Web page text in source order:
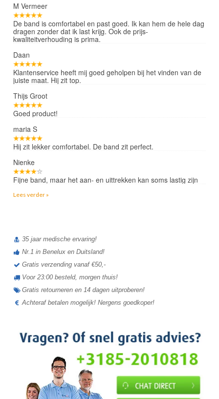
M Vermeer
De band is comfortabel en past goed. Ik kan hem de hele dag
dragen zonder dat ik last krijg. Ook de prijs-
kwaliteitverhouding is prima.
Daan
Klantenservice heeft mij goed geholpen bij het vinden van de
juiste maat. Hij zit top.
Thijs Groot
Goed product!
maria S
Hij zit lekker comfortabel. De band zit perfect.
Nienke
Fijne band, maar het aan- en uittrekken kan soms lastig zijn
Lees verder »
35 jaar medische ervaring!
Nr.1 in Benelux en Duitsland!
Gratis verzending vanaf €50,-
Voor 23:00 besteld, morgen thuis!
Gratis retourneren en 14 dagen uitproberen!
Achteraf betalen mogelijk! Nergens goedkoper!